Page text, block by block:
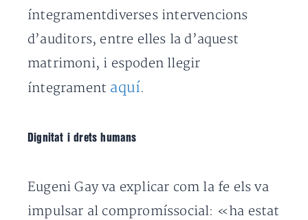
íntegramentdiverses intervencions
d’auditors, entre elles la d’aquest
matrimoni, i espoden llegir
íntegrament aquí.
Dignitat i drets humans
Eugeni Gay va explicar com la fe els va
impulsar al compromíssocial: «ha estat